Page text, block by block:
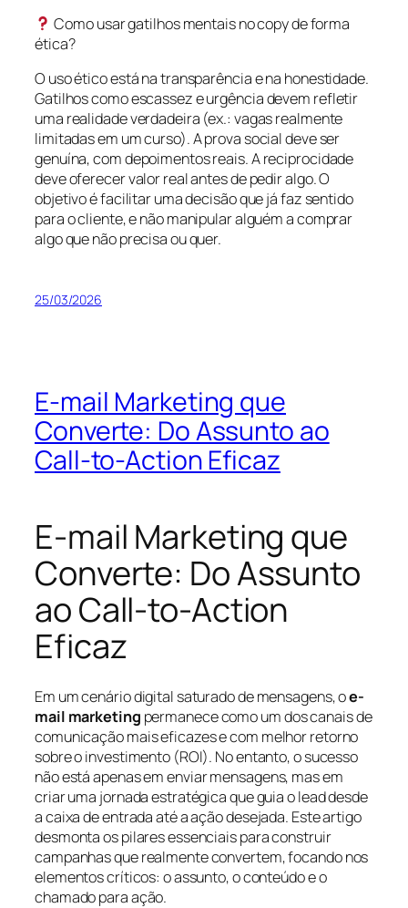
Como usar gatilhos mentais no copy de forma
ética?
O uso ético está na transparência e na honestidade.
Gatilhos como escassez e urgência devem refletir
uma realidade verdadeira (ex.: vagas realmente
limitadas em um curso). A prova social deve ser
genuína, com depoimentos reais. A reciprocidade
deve oferecer valor real antes de pedir algo. O
objetivo é facilitar uma decisão que já faz sentido
para o cliente, e não manipular alguém a comprar
algo que não precisa ou quer.
25/03/2026
E-mail Marketing que
Converte: Do Assunto ao
Call-to-Action Eficaz
E-mail Marketing que
Converte: Do Assunto
ao Call-to-Action
Eficaz
Em um cenário digital saturado de mensagens, oe-
mail marketing permanece como um dos canais de
comunicação mais eficazes e com melhor retorno
sobre o investimento (ROI). No entanto, o sucesso
não está apenas em enviar mensagens, mas em
criar uma jornada estratégica que guia o lead desde
a caixa de entrada até a ação desejada. Este artigo
desmonta os pilares essenciais para construir
campanhas que realmente convertem, focando nos
elementos críticos: o assunto, o conteúdo e o
chamado para ação.